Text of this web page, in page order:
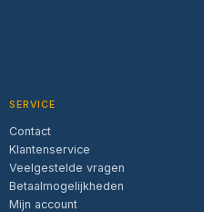
SERVICE
Contact
Klantenservice
Veelgestelde vragen
Betaalmogelijkheden
Mijn account